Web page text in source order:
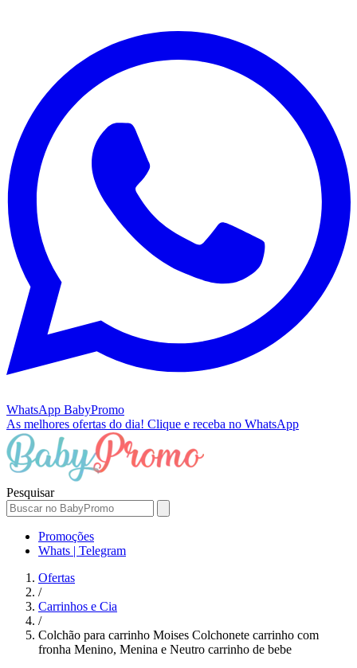
WhatsApp BabyPromo
As melhores ofertas do dia! Clique e receba no WhatsApp
Pesquisar
Promoções
Whats | Telegram
Ofertas
/
Carrinhos e Cia
/
Colchão para carrinho Moises Colchonete carrinho com
fronha Menino, Menina e Neutro carrinho de bebe